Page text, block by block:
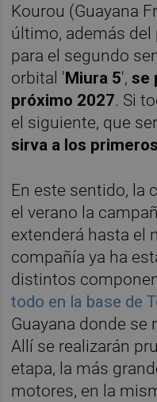
Kourou (Guayana
último, además
para el segundo
orbital 'Miura 5',se
próximo 2027. Si
el siguiente, que
sirva a los
En este sentido, la
el verano la
extenderá hasta el
compañía ya ha
distintos
todo en la base de
Guayana donde se
Allí se realizarán
etapa, la más
motores, en la